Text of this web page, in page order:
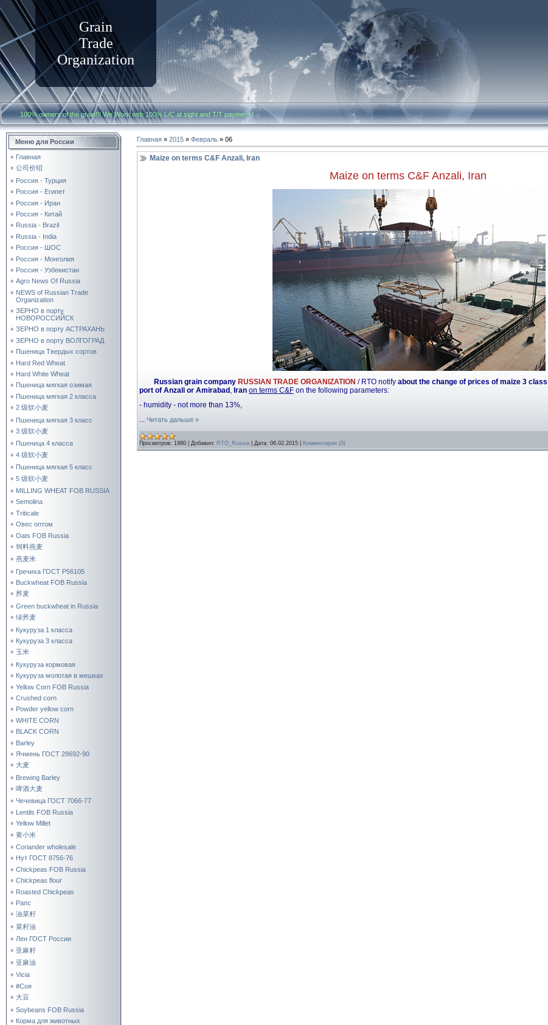
Grain
Trade
Organization
100% owners of the grain!!! We Work with100% L/C at sight and T/T payment!
Меню для России
Главная
公司价绍
Россия - Турция
Россия - Египет
Россия - Иран
Россия - Китай
Russia - Brazil
Russia - India
Россия - ШОС
Россия - Монголия
Россия - Узбекистан
Agro News Of Russia
NEWS of Russian Trade
Organization
ЗЕРНО в порту
НОВОРОССИЙСК
ЗЕРНО в порту АСТРАХАНЬ
ЗЕРНО в порту ВОЛГОГРАД
Пшеница Твердых сортов
Hard Red Wheat
Hard White Wheat
Пшеница мягкая озимая
Пшеница мягкая 2 класса
2 级软小麦
Пшеница мягкая 3 класс
3 级软小麦
Пшеница 4 класса
4 级软小麦
Пшеница мягкая 5 класс
5 级软小麦
MILLING WHEAT FOB RUSSIA
Semolina
Triticale
Овес оптом
Oats FOB Russia
饲料燕麦
燕麦米
Гречиха ГОСТ Р56105
Buckwheat FOB Russia
荞麦
Green buckwheat in Russia
绿荞麦
Кукуруза 1 класса
Кукуруза 3 класса
玉米
Кукуруза кормовая
Кукуруза молотая в мешках
Yellow Corn FOB Russia
Crushed corn
Powder yellow corn
WHITE CORN
BLACK CORN
Barley
Ячмень ГОСТ 28692-90
大麦
Brewing Barley
啤酒大麦
Чечевица ГОСТ 7066-77
Lentils FOB Russia
Yellow Millet
黄小米
Coriander wholesale
Нут ГОСТ 8756-76
Chickpeas FOB Russia
Chickpeas flour
Roasted Chickpeas
Рапс
油菜籽
菜籽油
Лен ГОСТ России
亚麻籽
亚麻油
Vicia
#Соя
大豆
Soybeans FOB Russia
Корма для животных
Главная » 2015 » Февраль » 06
Maize on terms C&F Anzali, Iran
Maize on terms C&F Anzali, Iran
Russian grain company RUSSIAN TRADE ORGANIZATION / RTO notify about the change of prices of maize 3 class
port of Anzali or Amirabad Iran on terms C&F on the following parameters:
- humidity - not more than 13%,
Читать дальше »
Просмотров: 1980 Добавил: RTO_Russia Дата: 06.02.2015 Комментарии (0)